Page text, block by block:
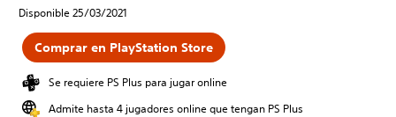
Disponible 25/03/2021
Comprar en PlayStation Store
Se requiere PS Plus para jugar online
Admite hasta 4 jugadores online que tengan PS Plus